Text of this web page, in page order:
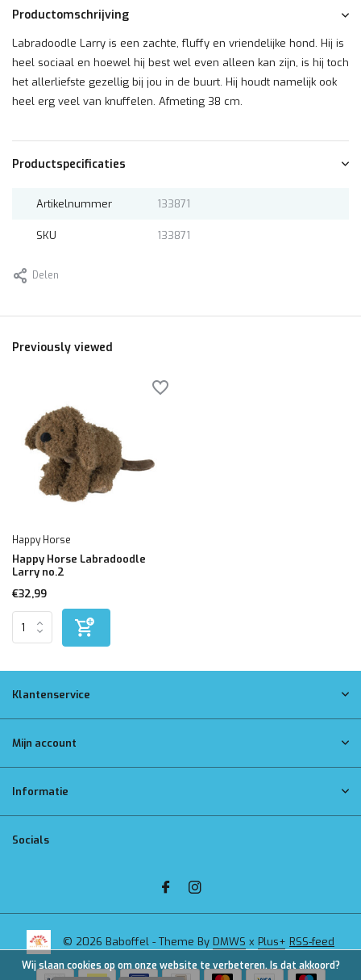
Productomschrijving
Labradoodle Larry is een zachte, fluffy en vriendelijke hond. Hij is
heel sociaal en hoewel hij best wel even alleen kan zijn, is hij toch
het allerliefste gezellig bij jou in de buurt. Hij houdt namelijk ook
heel erg veel van knuffelen. Afmeting 38 cm.
Productspecificaties
Artikelnummer 133871
SKU 133871
Delen
Previously viewed
Happy Horse
Happy Horse Labradoodle
Larry no.2
€32,99
Klantenservice
Mijn account
Informatie
Socials
© 2026 Baboffel - Theme By DMWS x Plus+ RSS-feed
Wij slaan cookies op om onze website te verbeteren. Is dat akkoord?